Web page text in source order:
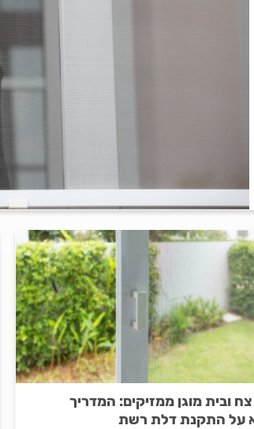
צח ובית מוגן ממזיקים: המדריך
על התקנת דלת רשת